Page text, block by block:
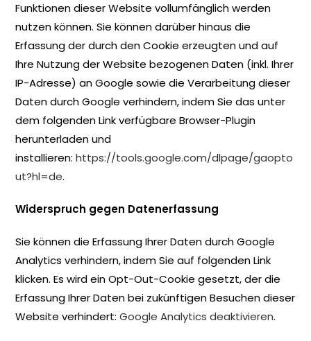
Funktionen dieser Website vollumfänglich werden
nutzen können. Sie können darüber hinaus die
Erfassung der durch den Cookie erzeugten und auf
Ihre Nutzung der Website bezogenen Daten (inkl. Ihrer
IP-Adresse) an Google sowie die Verarbeitung dieser
Daten durch Google verhindern, indem Sie das unter
dem folgenden Link verfügbare Browser-Plugin
herunterladen und
installieren: https://tools.google.com/dlpage/gaopto
ut?hl=de.
Widerspruch gegen Datenerfassung
Sie können die Erfassung Ihrer Daten durch Google
Analytics verhindern, indem Sie auf folgenden Link
klicken. Es wird ein Opt-Out-Cookie gesetzt, der die
Erfassung Ihrer Daten bei zukünftigen Besuchen dieser
Website verhindert: Google Analytics deaktivieren.